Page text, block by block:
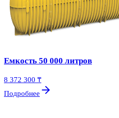
Емкость 50 000 литров
8 372 300 ₸
Подробнее